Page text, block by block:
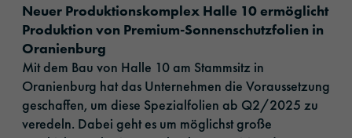
Neuer Produktionskomplex Halle 10 ermöglicht
Produktion von Premium-Sonnenschutzfolien in
Oranienburg
Mit dem Bau von Halle 10 am Stammsitz in
Oranienburg hat das Unternehmen die Voraussetzung
geschaffen, um diese Spezialfolien ab Q2/2025 zu
veredeln. Dabei geht es um möglichst große